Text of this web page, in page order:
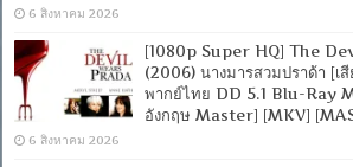
6 สิงหาคม 2026
[1080p Super HQ] The
(2006) นางมารสวมปราด้า [เ
พากย์ไทย DD 5.1 Blu-Ray
อังกฤษ Master] [MKV]
6 สิงหาคม 2026